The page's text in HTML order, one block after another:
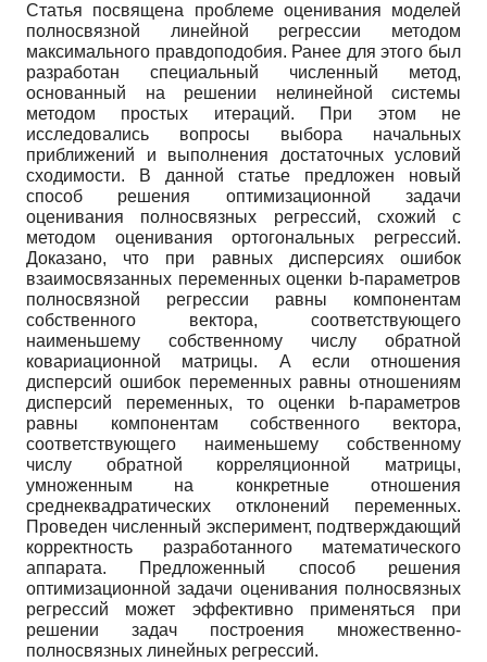
Статья посвящена проблеме оценивания моделей
полносвязной линейной регрессии методом
максимального правдоподобия. Ранее для этого был
разработан специальный численный метод,
основанный на решении нелинейной системы
методом простых итераций. При этом не
исследовались вопросы выбора начальных
приближений и выполнения достаточных условий
сходимости. В данной статье предложен новый
способ решения оптимизационной задачи
оценивания полносвязных регрессий, схожий с
методом оценивания ортогональных регрессий.
Доказано, что при равных дисперсиях ошибок
взаимосвязанных переменных оценки b-параметров
полносвязной регрессии равны компонентам
собственного вектора, соответствующего
наименьшему собственному числу обратной
ковариационной матрицы. А если отношения
дисперсий ошибок переменных равны отношениям
дисперсий переменных, то оценки b-параметров
равны компонентам собственного вектора,
соответствующего наименьшему собственному
числу обратной корреляционной матрицы,
умноженным на конкретные отношения
среднеквадратических отклонений переменных.
Проведен численный эксперимент, подтверждающий
корректность разработанного математического
аппарата. Предложенный способ решения
оптимизационной задачи оценивания полносвязных
регрессий может эффективно применяться при
решении задач построения множественно-
полносвязных линейных регрессий.